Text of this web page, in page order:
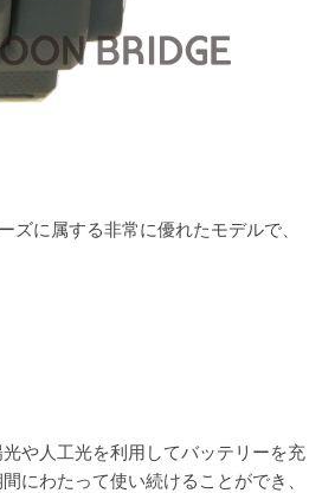
ズに属する非常に優れたモデルで、
や人工光を利用してバッテリーを充
にわたって使い続けることができ、